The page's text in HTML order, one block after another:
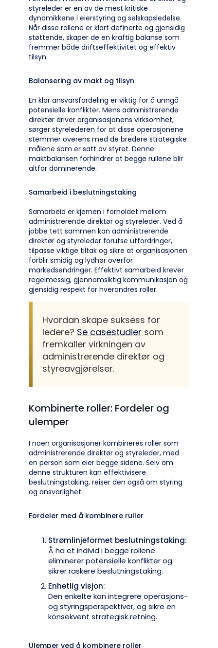
styreleder er en av de mest kritiske
dynamikkene i eierstyring og selskapsledelse.
Når disse rollene er klart definerte og gjensidig
støttende, skaper de en kraftig balanse som
fremmer både driftseffektivitet og effektiv
tilsyn.
Balansering av makt og tilsyn
En klar ansvarsfordeling er viktig for å unngå
potensielle konflikter. Mens administrerende
direktør driver organisasjonens virksomhet,
sørger styrelederen for at disse operasjonene
stemmer overens med de bredere strategiske
målene som er satt av styret. Denne
maktbalansen forhindrer at begge rullene blir
altfor dominerende.
Samarbeid i beslutningstaking
Samarbeid er kjernen i forholdet mellom
administrerende direktør og styreleder. Ved å
jobbe tett sammen kan administrerende
direktør og styreleder forutse utfordringer,
tilpasse viktige tiltak og sikre at organisasjonen
forblir smidig og lydhør overfor
markedsendringer. Effektivt samarbeid krever
regelmessig, gjennomsiktig kommunikasjon og
gjensidig respekt for hverandres roller.
Hvordan skape suksess for
ledere? Se casestudier som
fremkaller virkningen av
administrerende direktør og
styreavgjørelser.
Kombinerte roller: Fordeler og
ulemper
I noen organisasjoner kombineres roller som
administrerende direktør og styreleder, med
en person som eier begge sidene. Selv om
denne strukturen kan effektivisere
beslutningstaking, reiser den også om styring
og ansvarlighet.
Fordeler med å kombinere ruller
Strømlinjeformet beslutningstaking:
Å ha et individ i begge rollene
eliminerer potensielle konflikter og
sikrer raskere beslutningstaking.
Enhetlig visjon:
Den enkelte kan integrere operasjons-
og styringsperspektiver, og sikre en
konsekvent strategisk retning.
Ulemper ved å kombinere roller